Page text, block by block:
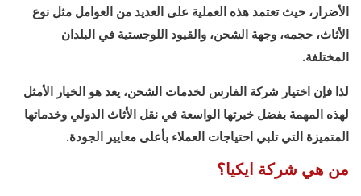
الأضرار، حيث تعتمد هذه العملية على العديد من العوامل مثل نوع
الأثاث، حجمه، وجهة الشحن، والقيود اللوجستية في البلدان
المختلفة.
لذا فإن اختيار شركة الفارس لخدمات الشحن، يعد هو الخيار الأمثل
لهذه المهمة بفضل خبرتها الواسعة في نقل الأثاث الدولي وخدماتها
المتميزة التي تلبي احتياجات العملاء بأعلى معايير الجودة.
من هي شركة ايكيا؟